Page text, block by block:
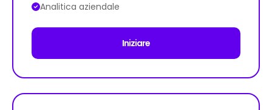
Analitica aziendale
Iniziare